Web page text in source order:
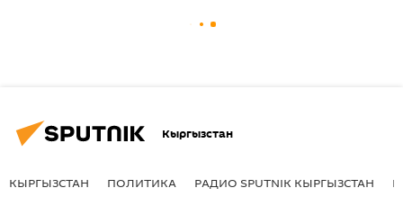
Кыргызстан
КЫРГЫЗСТАН ПОЛИТИКА РАДИО SPUTNIK КЫРГЫЗСТАН